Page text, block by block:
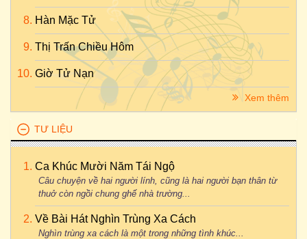
Hàn Mặc Tử
Thị Trấn Chiều Hôm
Giờ Tử Nạn
Xem thêm
TƯ LIỆU
Ca Khúc Mười Năm Tái Ngộ
Câu chuyện về hai người lính, cũng là hai người bạn thân từ
thuở còn ngồi chung ghế nhà trường...
Về Bài Hát Nghìn Trùng Xa Cách
Nghìn trùng xa cách là một trong những tình khúc...